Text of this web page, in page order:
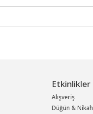
Etkinlikler
Alışveriş
Düğün & Nikah